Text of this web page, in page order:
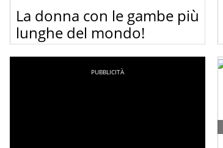
La donna con le gambe più
lunghe del mondo!
basso del mondo…una coppia davvero